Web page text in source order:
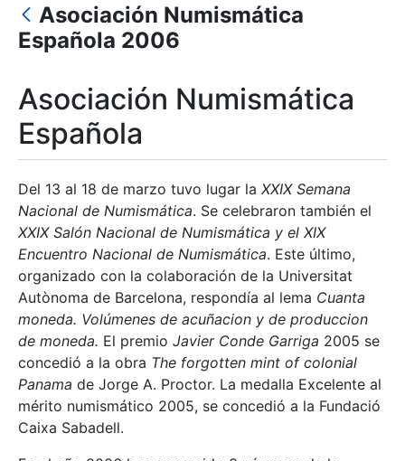
Mostra/Amaga
Mostra/Amaga
Asociación Numismática
Española 2006
Asociación Numismática
Española
Del 13 al 18 de marzo tuvo lugar la XXIX Semana
Nacional de Numismática. Se celebraron también el
XXIX Salón Nacional de Numismática y el XIX
Encuentro Nacional de Numismática. Este último,
organizado con la colaboración de la Universitat
Autònoma de Barcelona, respondía al lema Cuanta
moneda. Volúmenes de acuñacion y de produccion
de moneda. El premio Javier Conde Garriga 2005 se
concedió a la obra The forgotten mint of colonial
Panama de Jorge A. Proctor. La medalla Excelente al
mérito numismático 2005, se concedió a la Fundació
Caixa Sabadell.